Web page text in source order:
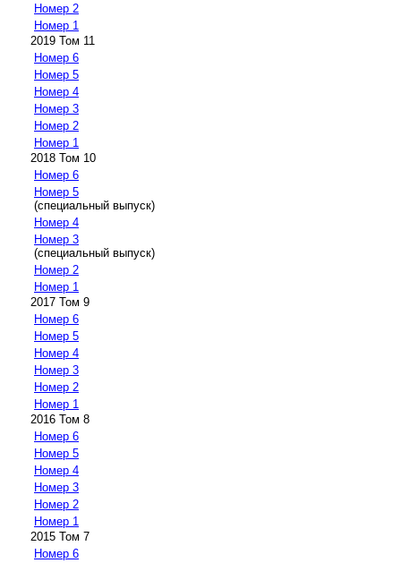
Номер 2
Номер 1
2019 Том 11
Номер 6
Номер 5
Номер 4
Номер 3
Номер 2
Номер 1
2018 Том 10
Номер 6
Номер 5
(специальный выпуск)
Номер 4
Номер 3
(специальный выпуск)
Номер 2
Номер 1
2017 Том 9
Номер 6
Номер 5
Номер 4
Номер 3
Номер 2
Номер 1
2016 Том 8
Номер 6
Номер 5
Номер 4
Номер 3
Номер 2
Номер 1
2015 Том 7
Номер 6